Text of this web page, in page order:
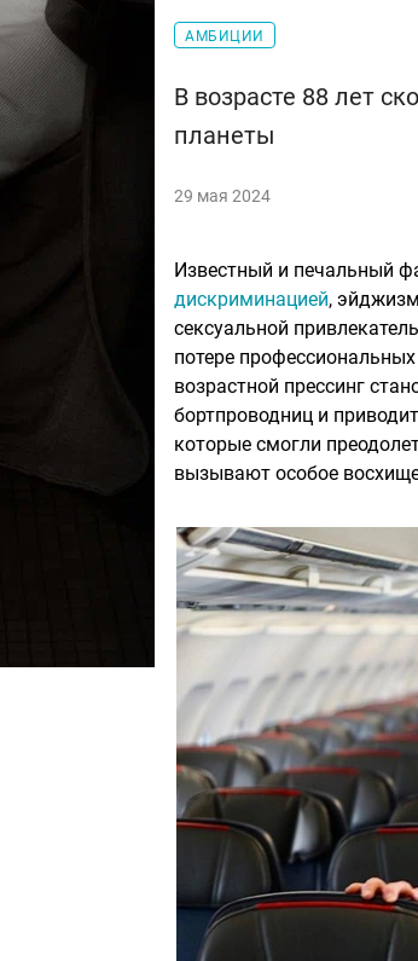
АМБИЦИИ
В возрасте 88 лет
планеты
29 мая 2024
Известный и печальный
дискриминацией,
сексуальной
потере
возрастной прессинг
бортпроводниц и
которые смогли
вызывают особое